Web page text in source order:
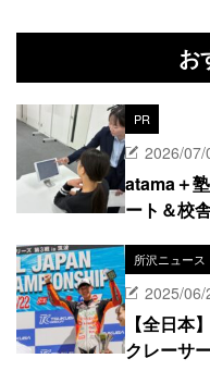
お
PR
2026/07/
atama＋
ート＆校
所沢ニュース
2025/06/
【全日本
クレーサ